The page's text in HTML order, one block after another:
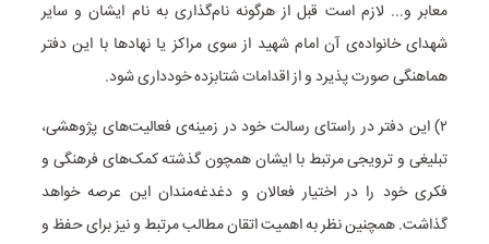
معابر و... لازم است قبل از هرگونه نام‌گذاری به نام ایشان و سایر
شهدای خانواده‌ی آن امام شهید از سوی مراکز یا نهادها با این دفتر
هماهنگی صورت پذیرد و از اقدامات شتابزده خودداری شود.
۲) این دفتر در راستای رسالت خود در زمینه‌ی فعالیت‌های پژوهشی،
تبلیغی و ترویجی مرتبط با ایشان همچون گذشته کمک‌های فرهنگی و
فکری خود را در اختیار فعالان و دغدغه‌مندان این عرصه خواهد
گذاشت. همچنین نظر به اهمیت اتقان مطالب مرتبط و نیز برای حفظ و